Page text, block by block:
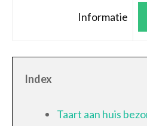
Informatie
Index
Taart aan huis